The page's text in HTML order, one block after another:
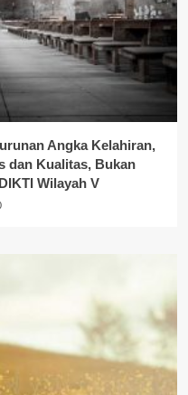
Angka Kelahiran,
dan Kualitas, Bukan
Wilayah V